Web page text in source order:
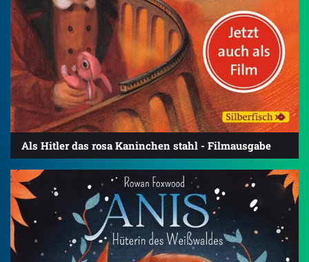
Als Hitler das rosa Kaninchen stahl - Filmausgabe